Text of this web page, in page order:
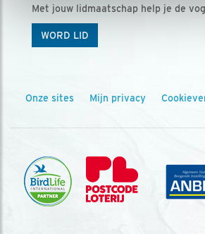
Met jouw lidmaatschap help je de
WORD LID
Onze sites Mijn privacy